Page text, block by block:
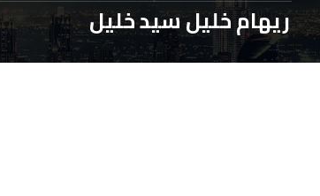
ريهام خليل سيد خليل